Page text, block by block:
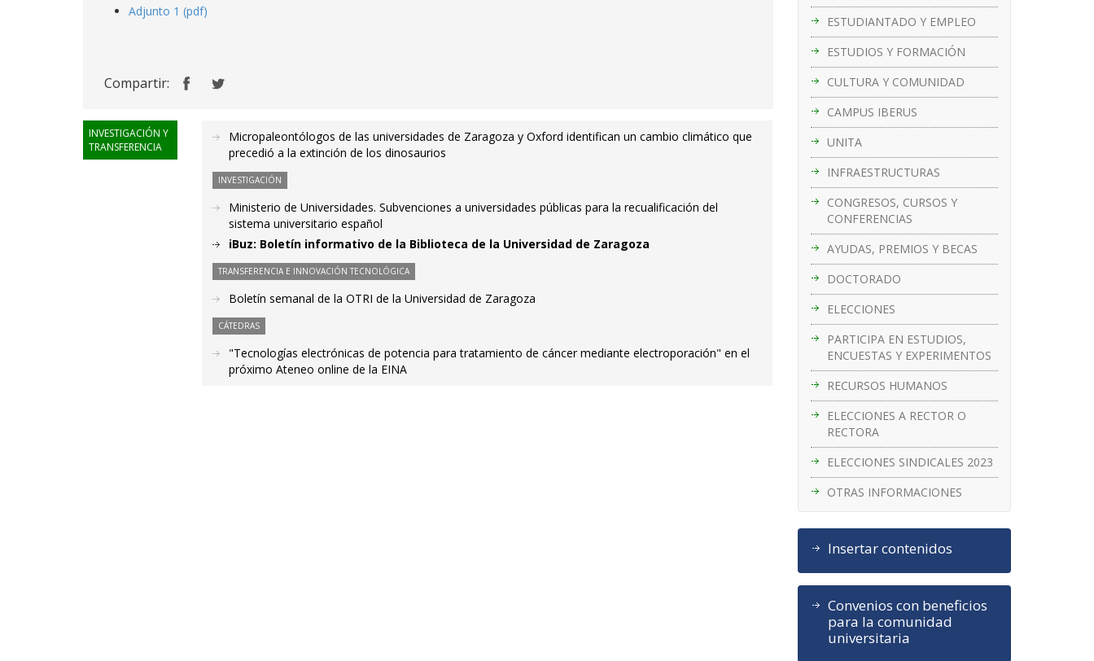
ESTUDIANTADO Y EMPLEO
ESTUDIOS Y FORMACIÓN
CULTURA Y COMUNIDAD
CAMPUS IBERUS
UNITA
INFRAESTRUCTURAS
CONGRESOS, CURSOS Y
CONFERENCIAS
AYUDAS, PREMIOS Y BECAS
DOCTORADO
ELECCIONES
PARTICIPA EN ESTUDIOS,
ENCUESTAS Y EXPERIMENTOS
RECURSOS HUMANOS
ELECCIONES A RECTOR O
RECTORA
ELECCIONES SINDICALES 2023
OTRAS INFORMACIONES
Insertar contenidos
Convenios con beneficios
para la comunidad
universitaria
Adjunto 1 (pdf)
Compartir:
INVESTIGACIÓN Y
TRANSFERENCIA
Micropaleontólogos de las universidades de Zaragoza y Oxford identifican un cambio climático que
precedió a la extinción de los dinosaurios
INVESTIGACIÓN
Ministerio de Universidades. Subvenciones a universidades públicas para la recualificación del
sistema universitario español
iBuz: Boletín informativo de la Biblioteca de la Universidad de Zaragoza
TRANSFERENCIA E INNOVACIÓN TECNOLÓGICA
Boletín semanal de la OTRI de la Universidad de Zaragoza
CÁTEDRAS
"Tecnologías electrónicas de potencia para tratamiento de cáncer mediante electroporación" en el
próximo Ateneo online de la EINA